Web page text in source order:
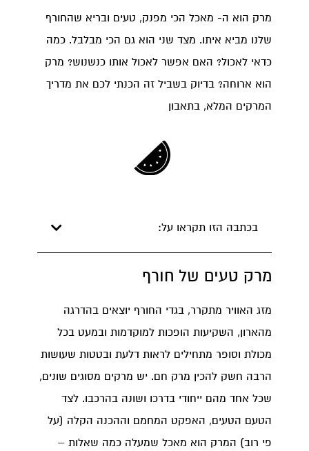
מרק הוא ה- מאכל הכי מפנק, טעים ובריא שהחורף
שלנו מביא איתו. מצד שני הוא גם הכי מבלבל. כמה
כדאי לאכול? האם אפשר לאכול אותו כנשנוש? מרק
הוא ארוחה? בדיוק בשביל זה הכנתי לכם את מדריך
המרקים המלא, בתאבון
בכתבה הזו תקראו על:
מרק טעים של חורף
מזג האוויר מתקרר, בגדי החורף יוצאים בהדרגה
מהארון, השקיעות הופכות למוקדמות ובמעט בכל
מכולת וסופר מתחילים לראות דלעת ובטטות שעושות
הרבה חשק להכין מרק חם. יש מרקים מסוגים שונים,
שכל אחד מהם ייחודי בדרכו ושונה בהרכבו. לצד
הטעם הטעים, האפקט המחמם וההכנה הקלה (על
פי רוב) המרק הוא מאכל שמעלה כמה שאלות –